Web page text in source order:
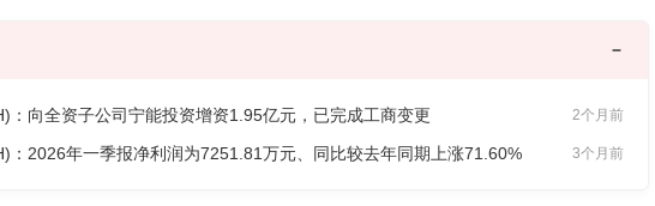
：向全资子公司宁能投资增资1.95亿元，已完成工商变更 2个月前
：2026年一季报净利润为7251.81万元、同比较去年同期上涨71.60% 3个月前